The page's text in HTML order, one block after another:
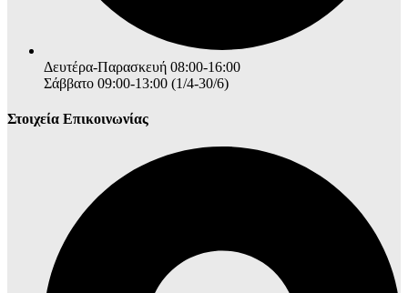
Δευτέρα-Παρασκευή 08:00-16:00
Σάββατο 09:00-13:00 (1/4-30/6)
Στοιχεία Επικοινωνίας